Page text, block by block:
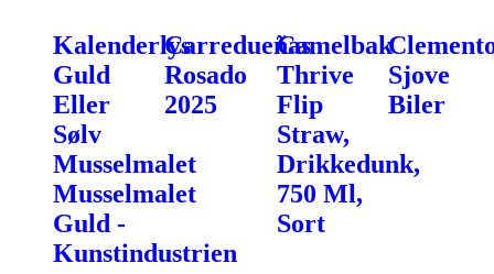
Kalenderlys
Guld
Eller
Sølv
Musselmalet
Musselmalet
Guld -
Kunstindustrien
Carredueñas
Rosado
2025
Camelbak
Thrive
Flip
Straw,
Drikkedunk,
750 Ml,
Sort
Sjove
Biler